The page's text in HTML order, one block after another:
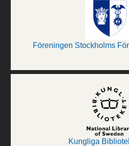
Föreningen Stockholms
Kungliga